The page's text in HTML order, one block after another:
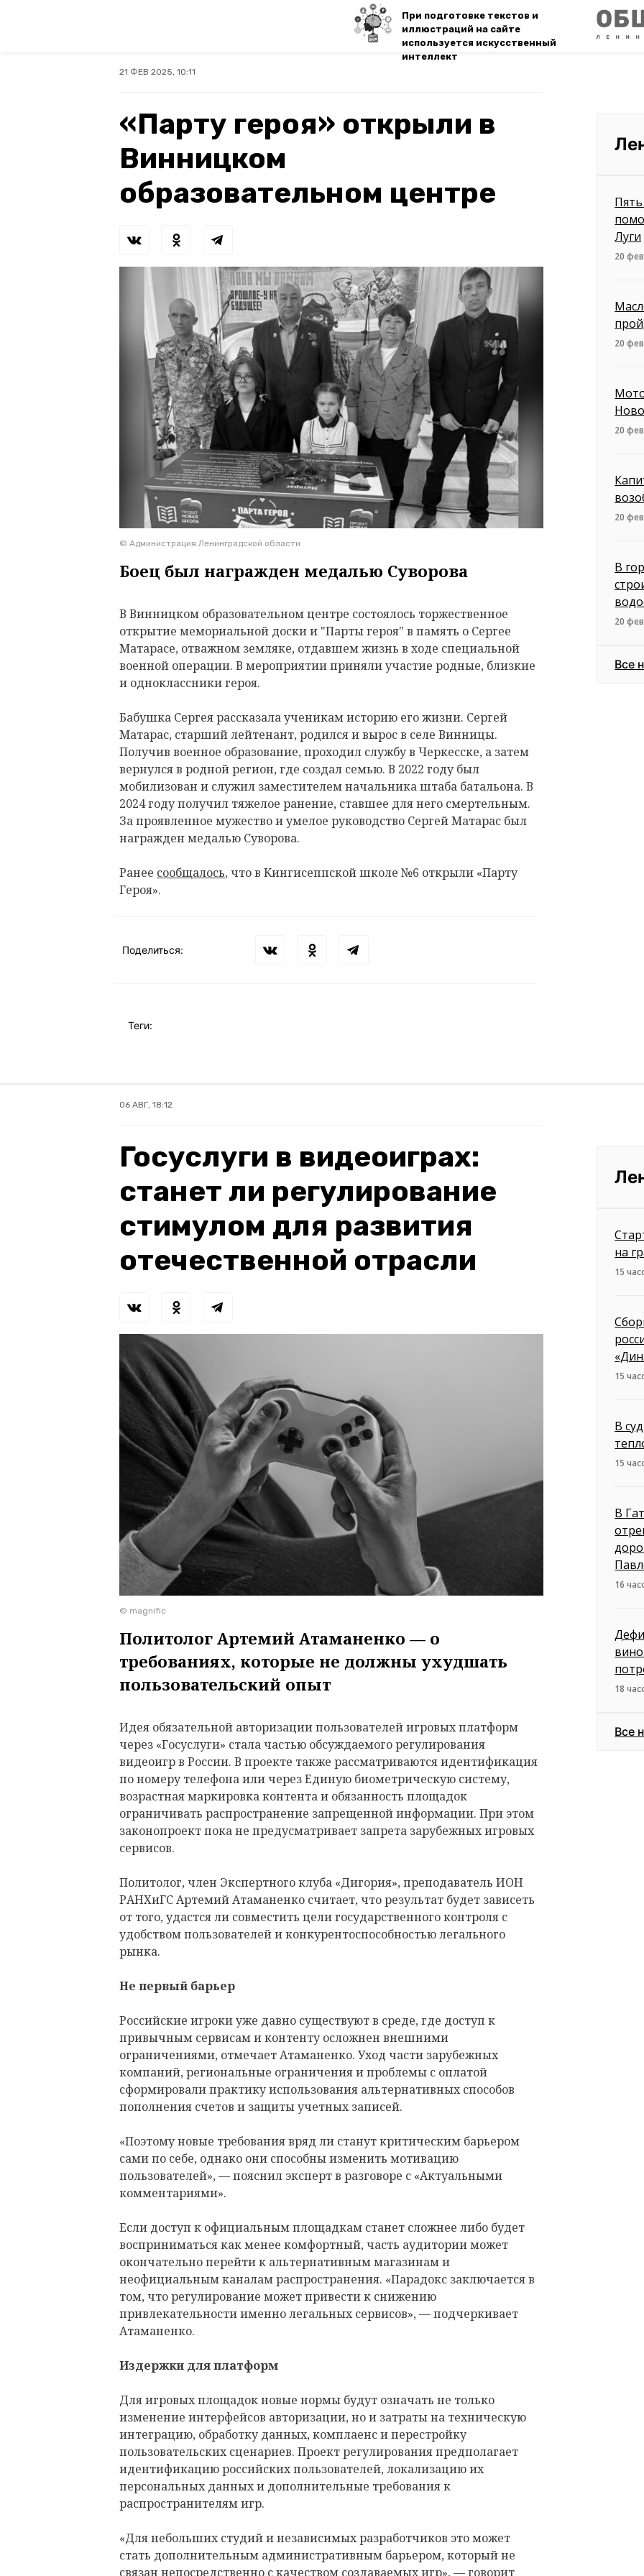
При подготовке текстов и
иллюстраций на сайте
используется искусственный
интеллект
21 ФЕВ 2025, 10:11
«Парту героя» открыли в
Винницком
образовательном центре
© Администрация Ленинградской области
Боец был награжден медалью Суворова
В Винницком образовательном центре состоялось торжественное
открытие мемориальной доски и "Парты героя" в память о Сергее
Матарасе, отважном земляке, отдавшем жизнь в ходе специальной
военной операции. В мероприятии приняли участие родные, близкие
и одноклассники героя.
Бабушка Сергея рассказала ученикам историю его жизни. Сергей
Матарас, старший лейтенант, родился и вырос в селе Винницы.
Получив военное образование, проходил службу в Черкесске, а затем
вернулся в родной регион, где создал семью. В 2022 году был
мобилизован и служил заместителем начальника штаба батальона. В
2024 году получил тяжелое ранение, ставшее для него смертельным.
За проявленное мужество и умелое руководство Сергей Матарас был
награжден медалью Суворова.
Ранее сообщалось, что в Кингисеппской школе №6 открыли «Парту
Героя».
Поделиться:
Теги:
Луги
20
20
20
20
В
20
Все
06 АВГ, 18:12
Госуслуги в видеоиграх:
станет ли регулирование
стимулом для развития
отечественной отрасли
© magnific
Политолог Артемий Атаманенко — о
требованиях, которые не должны ухудшать
пользовательский опыт
Идея обязательной авторизации пользователей игровых платформ
через «Госуслуги» стала частью обсуждаемого регулирования
видеоигр в России. В проекте также рассматриваются идентификация
по номеру телефона или через Единую биометрическую систему,
возрастная маркировка контента и обязанность площадок
ограничивать распространение запрещенной информации. При этом
законопроект пока не предусматривает запрета зарубежных игровых
сервисов.
Политолог, член Экспертного клуба «Дигория», преподаватель ИОН
РАНХиГС Артемий Атаманенко считает, что результат будет зависеть
от того, удастся ли совместить цели государственного контроля с
удобством пользователей и конкурентоспособностью легального
рынка.
Не первый барьер
Российские игроки уже давно существуют в среде, где доступ к
привычным сервисам и контенту осложнен внешними
ограничениями, отмечает Атаманенко. Уход части зарубежных
компаний, региональные ограничения и проблемы с оплатой
сформировали практику использования альтернативных способов
пополнения счетов и защиты учетных записей.
«Поэтому новые требования вряд ли станут критическим барьером
сами по себе, однако они способны изменить мотивацию
пользователей», — пояснил эксперт в разговоре с «Актуальными
комментариями».
Если доступ к официальным площадкам станет сложнее либо будет
восприниматься как менее комфортный, часть аудитории может
окончательно перейти к альтернативным магазинам и
неофициальным каналам распространения. «Парадокс заключается в
том, что регулирование может привести к снижению
привлекательности именно легальных сервисов», — подчеркивает
Атаманенко.
Издержки для платформ
Для игровых площадок новые нормы будут означать не только
изменение интерфейсов авторизации, но и затраты на техническую
интеграцию, обработку данных, комплаенс и перестройку
пользовательских сценариев. Проект регулирования предполагает
идентификацию российских пользователей, локализацию их
персональных данных и дополнительные требования к
распространителям игр.
«Для небольших студий и независимых разработчиков это может
стать дополнительным административным барьером, который не
связан непосредственно с качеством создаваемых игр», — говорит
на
15
15
В
15
В
16
18
Все